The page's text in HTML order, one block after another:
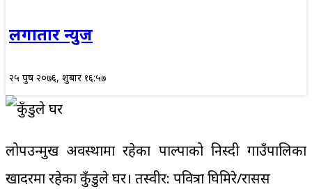
लगातार न्युज
२५ पुष २०७६, शुक्रबार १६:५७
लोपउन्मुख अवस्थामा रहेका पाल्पाको निस्दी गाउँपालिका
खादरमा रहेका कुँडुले घर। तस्वीर: पवित्रा घिमिरे/रासस